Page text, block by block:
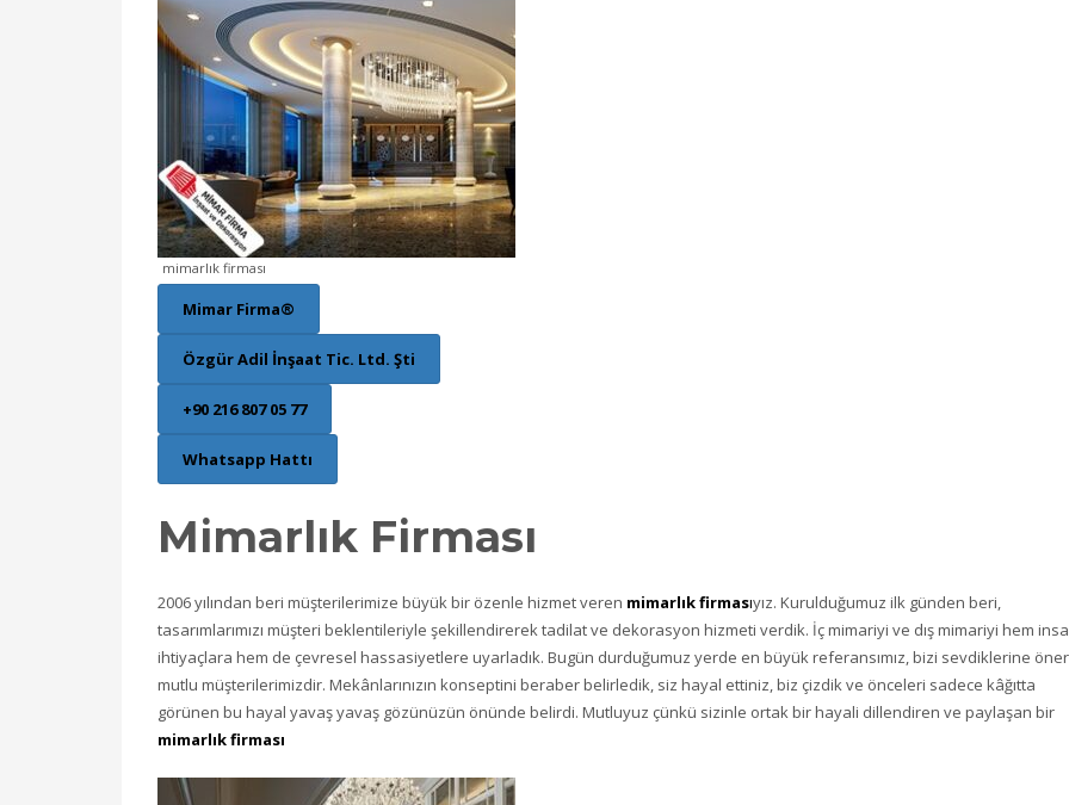
mimarlık firması
Mimar Firma®
Özgür Adil İnşaat Tic. Ltd. Şti
+90 216 807 05 77
Whatsapp Hattı
Mimarlık Firması
2006 yılından beri müşterilerimize büyük bir özenle hizmet veren mimarlık firmasıyız. Kurulduğumuz ilk günden beri,
tasarımlarımızı müşteri beklentileriyle şekillendirerek tadilat ve dekorasyon hizmeti verdik. İç mimariyi ve dış mimariyi hem
ihtiyaçlara hem de çevresel hassasiyetlere uyarladık. Bugün durduğumuz yerde en büyük referansımız, bizi sevdiklerine
mutlu müşterilerimizdir. Mekânlarınızın konseptini beraber belirledik, siz hayal ettiniz, biz çizdik ve önceleri sadece kâğıtta
görünen bu hayal yavaş yavaş gözünüzün önünde belirdi. Mutluyuz çünkü sizinle ortak bir hayali dillendiren ve paylaşan bir
mimarlık firması